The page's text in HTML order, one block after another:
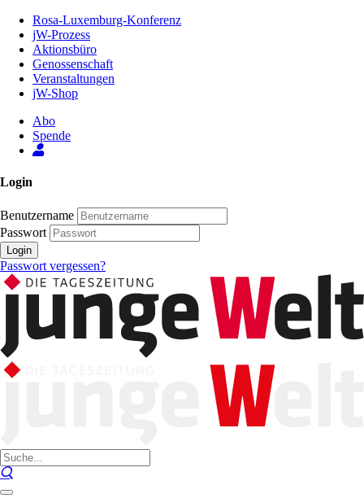
Inhalt
Seite
Rosa-Luxemburg-Konferenz
jW-Prozess
Aktionsbüro
Genossenschaft
Veranstaltungen
jW-Shop
Abo
Spende
Login
Benutzername
Passwort
Login
Passwort vergessen?